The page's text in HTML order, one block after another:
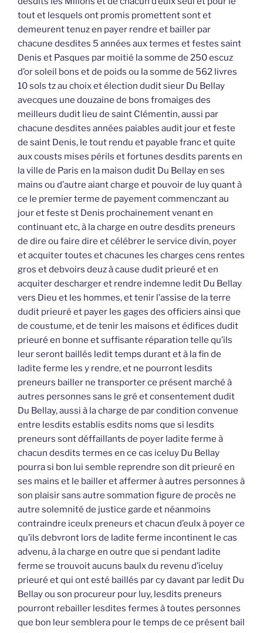
tout et lesquels ont promis promettent sont et
demeurent tenuz en payer rendre et bailler par
chacune desdites 5 années aux termes et festes saint
Denis et Pasques par moitié la somme de 250 escuz
d’or soleil bons et de poids ou la somme de 562 livres
10 sols tz au choix et élection dudit sieur Du Bellay
avecques une douzaine de bons fromaiges des
meilleurs dudit lieu de saint Clémentin, aussi par
chacune desdites années paiables audit jour et feste
de saint Denis, le tout rendu et payable franc et quite
aux cousts mises périls et fortunes desdits parents en
la ville de Paris en la maison dudit Du Bellay en ses
mains ou d’autre aiant charge et pouvoir de luy quant à
ce le premier terme de payement commenczant au
jour et feste st Denis prochainement venant en
continuant etc, à la charge en outre desdits preneurs
de dire ou faire dire et célébrer le service divin, poyer
et acquiter toutes et chacunes les charges cens rentes
gros et debvoirs deuz à cause dudit prieuré et en
acquiter descharger et rendre indemne ledit Du Bellay
vers Dieu et les hommes, et tenir l’assise de la terre
dudit prieuré et payer les gages des officiers ainsi que
de coustume, et de tenir les maisons et édifices dudit
prieuré en bonne et suffisante réparation telle qu’ils
leur seront baillés ledit temps durant et à la fin de
ladite ferme les y rendre, et ne pourront lesdits
preneurs bailler ne transporter ce présent marché à
autres personnes sans le gré et consentement dudit
Du Bellay, aussi à la charge de par condition convenue
entre lesdits establis esdits noms que si lesdits
preneurs sont déffaillants de poyer ladite ferme à
chacun desdits termes en ce cas iceluy Du Bellay
pourra si bon lui semble reprendre son dit prieuré en
ses mains et le bailler et affermer à autres personnes à
son plaisir sans autre sommation figure de procès ne
autre solemnité de justice garde et néanmoins
contraindre iceulx preneurs et chacun d’eulx à poyer ce
qu’ils debvront lors de ladite ferme incontinent le cas
advenu, à la charge en outre que si pendant ladite
ferme se trouvoit aucuns baulx du revenu d’iceluy
prieuré et qui ont esté baillés par cy davant par ledit Du
Bellay ou son procureur pour luy, lesdits preneurs
pourront rebailler lesdites fermes à toutes personnes
que bon leur semblera pour le temps de ce présent bail